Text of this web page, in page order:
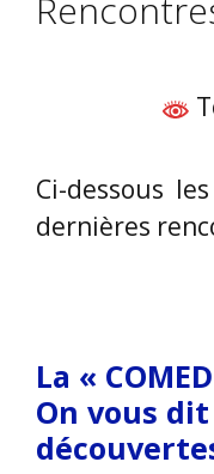
Ci-dessous
dernières
La «
On vous